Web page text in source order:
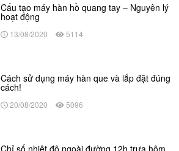
Cấu tạo máy hàn hồ quang tay – Nguyên lý
hoạt động
13/08/2020 5114
Cách sử dụng máy hàn que và lắp đặt đúng
cách!
20/08/2020 5096